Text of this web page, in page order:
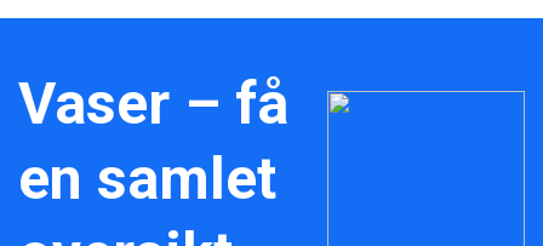
Vaser – få
en samlet